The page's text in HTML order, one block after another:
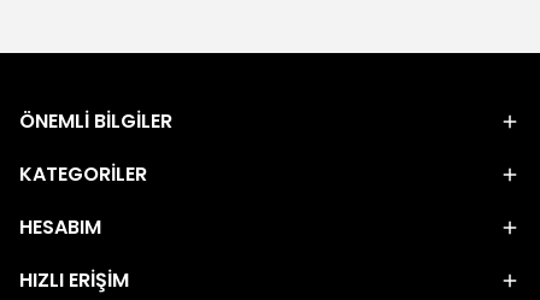
ÖNEMLİ BİLGİLER
KATEGORİLER
HESABIM
HIZLI ERİŞİM